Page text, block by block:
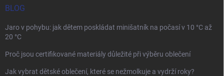
BLOG
Jaro v pohybu: jak dětem poskládat minišatník na počasí v 10 °C až
20 °C
Proč jsou certifikované materiály důležité při výběru oblečení
Jak vybrat dětské oblečení, které se nežmolkuje a vydrží roky?